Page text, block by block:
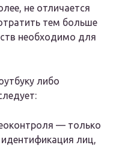
не отличается
тем больше
необходимо для
либо
— только
лиц,